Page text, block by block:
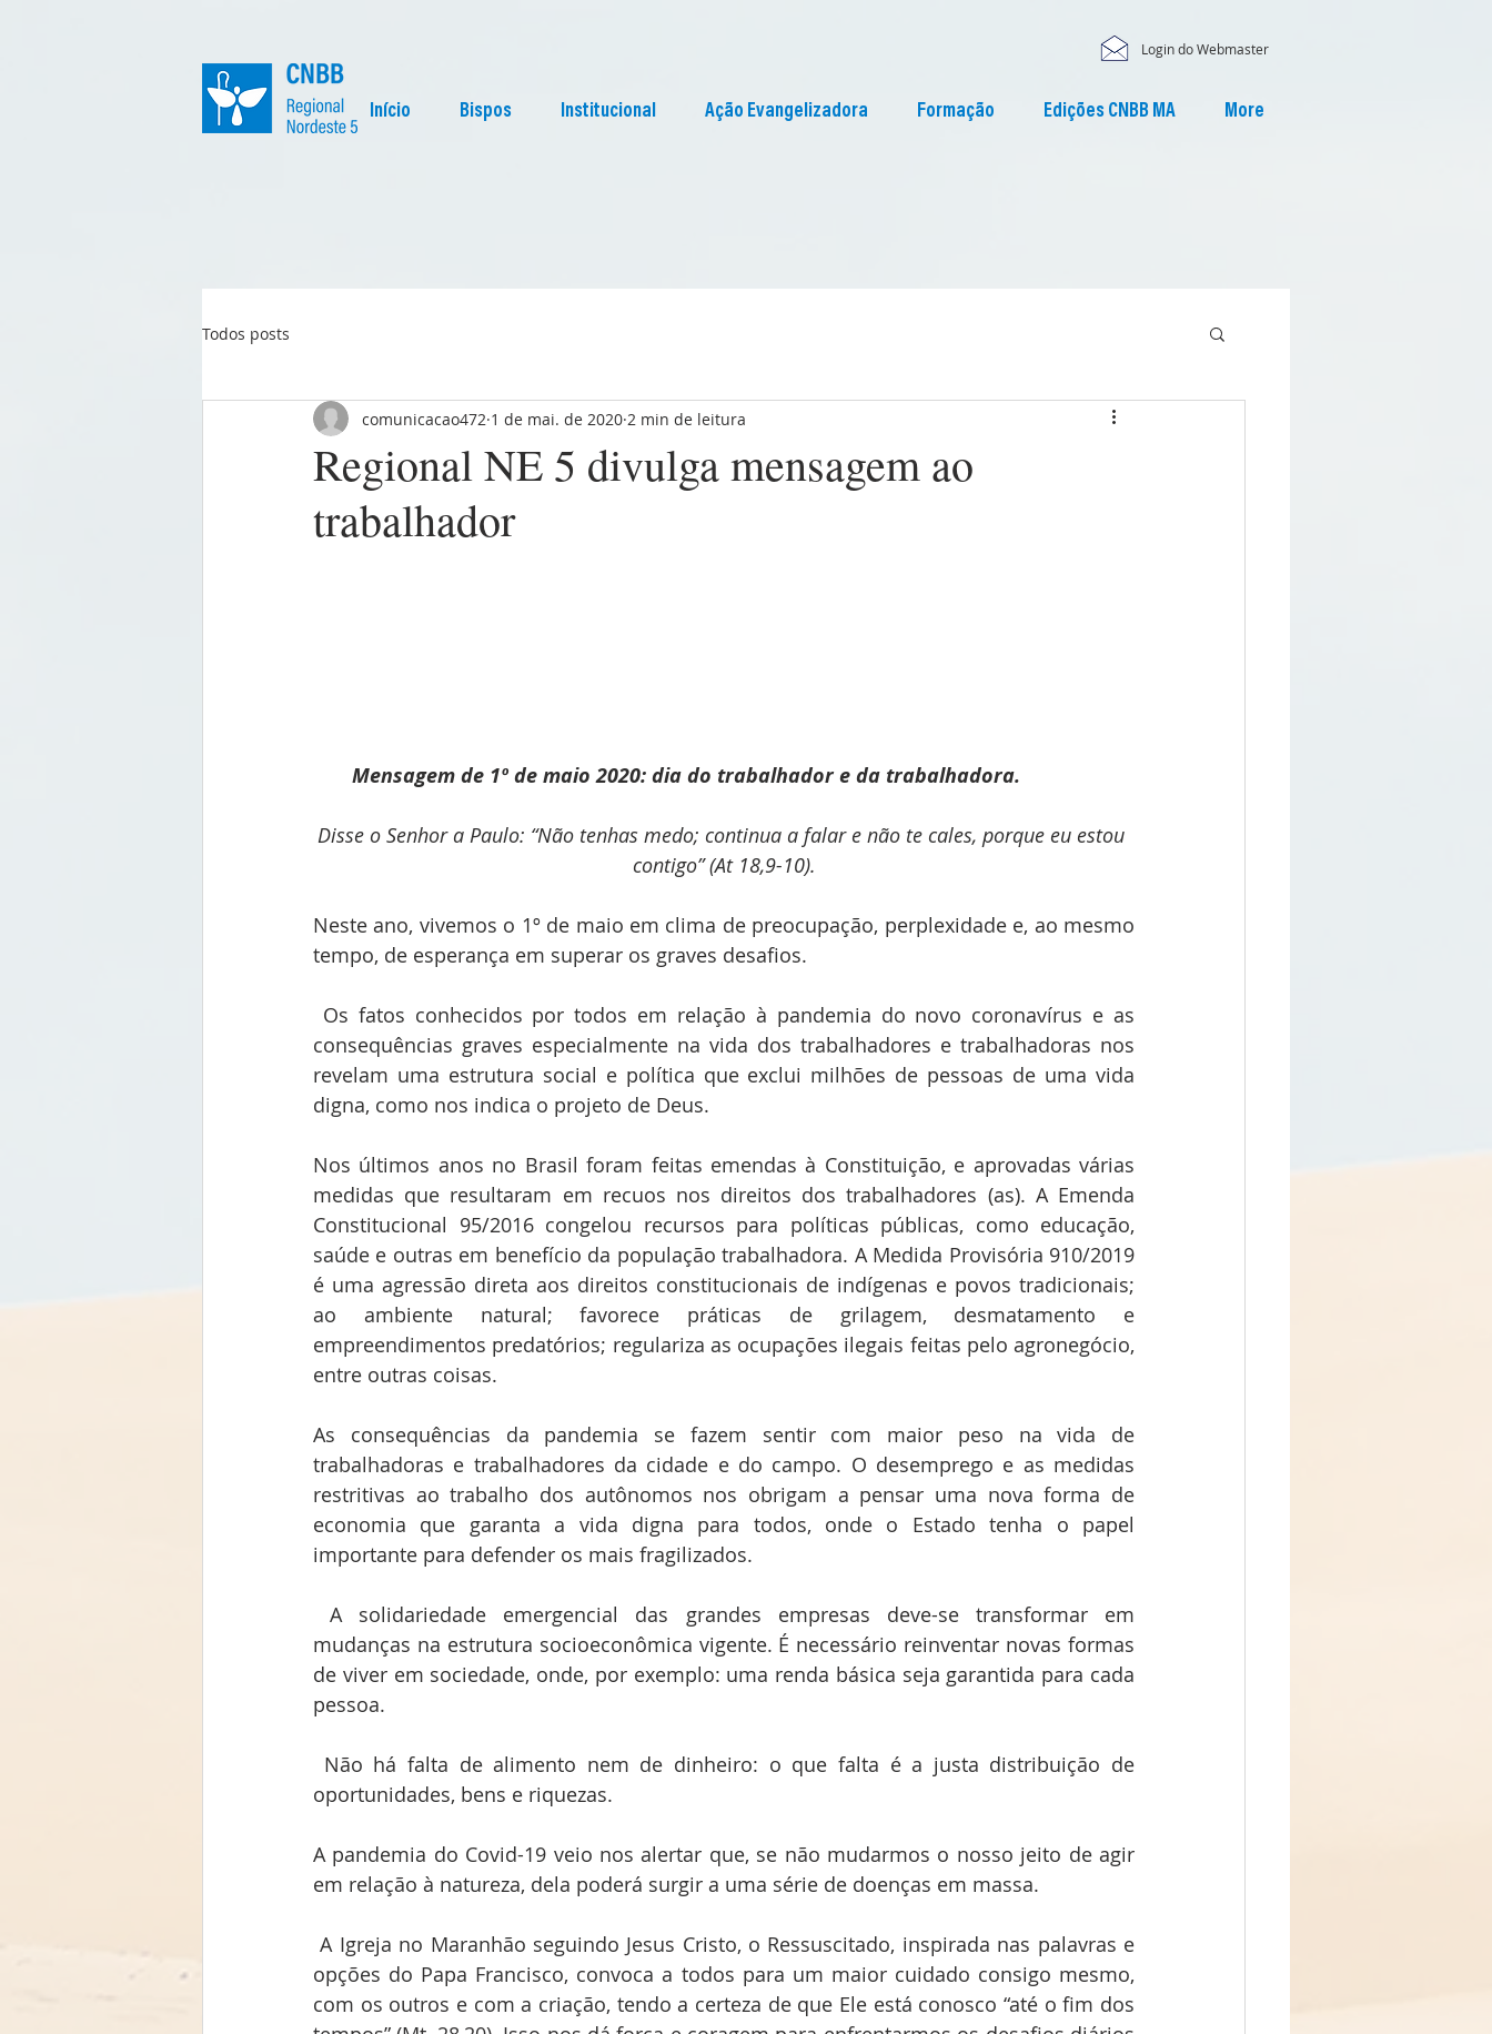
Login do Webmaster
Início Bispos Institucional Ação Evangelizadora Formação Edições CNBB MA More
Todos posts
Regional NE 5 divulga mensagem ao
trabalhador
comunicacao472 1 de mai. de 2020 2 min de leitura
       Mensagem de 1º de maio 2020: dia do trabalhador e da trabalhadora.
Disse o Senhor a Paulo: “Não tenhas medo; continua a falar e não te cales, porque eu estou
contigo” (At 18,9-10).
Neste ano, vivemos o 1º de maio em clima de preocupação, perplexidade e, ao mesmo
tempo, de esperança em superar os graves desafios.
consequências graves especialmente na vida dos trabalhadores e trabalhadoras nos
revelam uma estrutura social e política que exclui milhões de pessoas de uma vida
digna, como nos indica o projeto de Deus.
Nos últimos anos no Brasil foram feitas emendas à Constituição, e aprovadas várias
medidas que resultaram em recuos nos direitos dos trabalhadores (as). A Emenda
Constitucional 95/2016 congelou recursos para políticas públicas, como educação,
saúde e outras em benefício da população trabalhadora. A Medida Provisória 910/2019
é uma agressão direta aos direitos constitucionais de indígenas e povos tradicionais;
ao ambiente natural; favorece práticas de grilagem, desmatamento e
empreendimentos predatórios; regulariza as ocupações ilegais feitas pelo agronegócio,
entre outras coisas.
As consequências da pandemia se fazem sentir com maior peso na vida de
trabalhadoras e trabalhadores da cidade e do campo. O desemprego e as medidas
restritivas ao trabalho dos autônomos nos obrigam a pensar uma nova forma de
economia que garanta a vida digna para todos, onde o Estado tenha o papel
importante para defender os mais fragilizados.
A solidariedade emergencial das grandes empresas deve-se transformar em
mudanças na estrutura socioeconômica vigente. É necessário reinventar novas formas
de viver em sociedade, onde, por exemplo: uma renda básica seja garantida para cada
pessoa.
oportunidades, bens e riquezas.
A pandemia do Covid-19 veio nos alertar que, se não mudarmos o nosso jeito de agir
em relação à natureza, dela poderá surgir a uma série de doenças em massa.
A Igreja no Maranhão seguindo Jesus Cristo, o Ressuscitado, inspirada nas palavras e
opções do Papa Francisco, convoca a todos para um maior cuidado consigo mesmo,
com os outros e com a criação, tendo a certeza de que Ele está conosco “até o fim dos